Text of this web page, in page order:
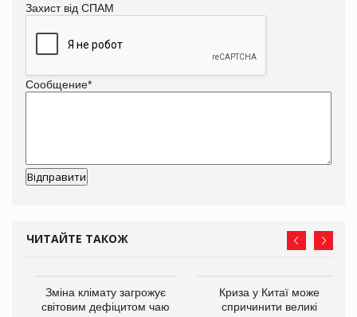
Захист від СПАМ
Сообщение*
ЧИТАЙТЕ ТАКОЖ
Зміна клімату загрожує
світовим дефіцитом чаю
Криза у Китаї може
спричинити великі